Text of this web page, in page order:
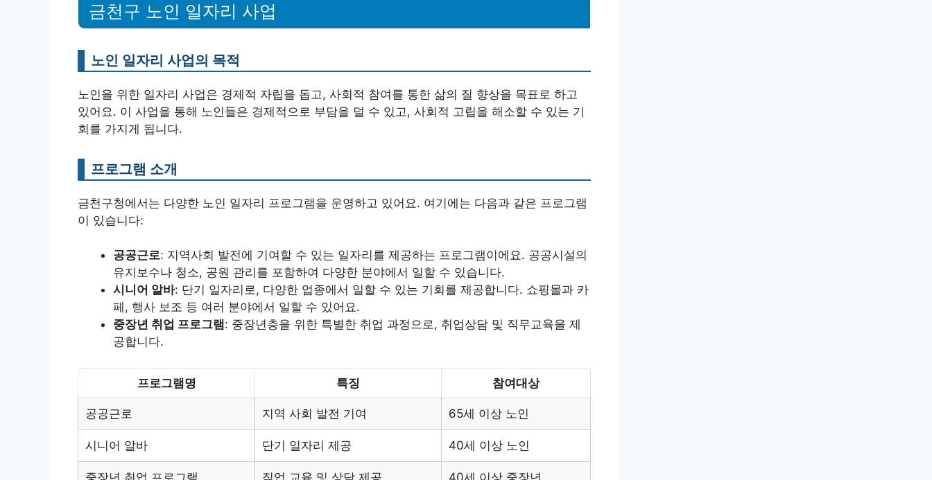
금천구 노인 일자리 사업
노인 일자리 사업의 목적
노인을 위한 일자리 사업은 경제적 자립을 돕고, 사회적 참여를 통한 삶의 질 향상을 목표로 하고
있어요. 이 사업을 통해 노인들은 경제적으로 부담을 덜 수 있고, 사회적 고립을 해소할 수 있는 기
회를 가지게 됩니다.
프로그램 소개
금천구청에서는 다양한 노인 일자리 프로그램을 운영하고 있어요. 여기에는 다음과 같은 프로그램
이 있습니다:
공공근로: 지역사회 발전에 기여할 수 있는 일자리를 제공하는 프로그램이에요. 공공시설의
유지보수나 청소, 공원 관리를 포함하여 다양한 분야에서 일할 수 있습니다.
시니어 알바: 단기 일자리로, 다양한 업종에서 일할 수 있는 기회를 제공합니다. 쇼핑몰과 카
페, 행사 보조 등 여러 분야에서 일할 수 있어요.
중장년 취업 프로그램: 중장년층을 위한 특별한 취업 과정으로, 취업상담 및 직무교육을 제
공합니다.
프로그램명 특징 참여대상
공공근로 지역 사회 발전 기여 65세 이상 노인
시니어 알바 단기 일자리 제공 40세 이상 노인
중장년 취업 프로그램 직업 교육 및 상담 제공 40세 이상 중장년